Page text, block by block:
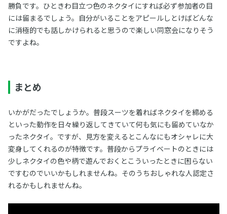
勝負です。ひときわ目立つ色のネクタイにすれば必ず参加者の目
には留まるでしょう。自分がいることをアピールしとけばどんな
に消極的でも話しかけられると思うので楽しい同窓会になりそう
ですよね。
まとめ
いかがだったでしょうか。普段スーツを着ればネクタイを締める
といった動作を日々繰り返してきていて何も気にも留めていなか
ったネクタイ。ですが、見方を変えるとこんなにもオシャレに大
変身してくれるのが特徴です。普段からプライベートのときには
少しネクタイの色や柄で遊んでおくとこういったときに困らない
ですむのでいいかもしれませんね。そのうちおしゃれな人認定さ
れるかもしれませんね。